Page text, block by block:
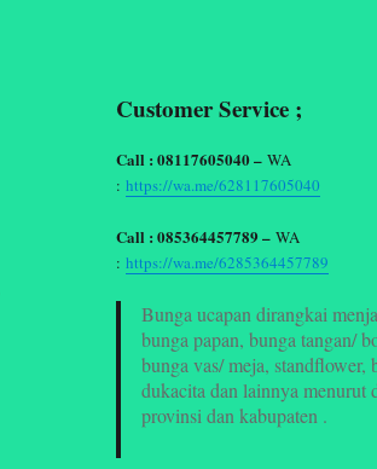
Customer Service ;
Call : 08117605040 – WA
: https://wa.me/628117605040
Call : 085364457789 – WA
: https://wa.me/6285364457789
Bunga ucapan dirangkai
bunga papan, bunga tangan/
bunga vas/ meja, standflower,
dukacita dan lainnya menurut
provinsi dan kabupaten .